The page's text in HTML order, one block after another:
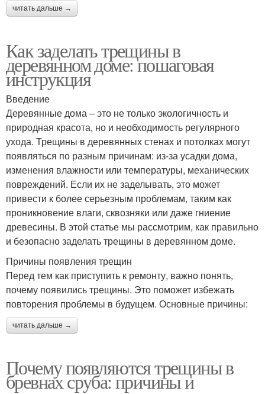
читать дальше →
Как заделать трещины в
деревянном доме: пошаговая
инструкция
Введение
Деревянные дома – это не только экологичность и
природная красота, но и необходимость регулярного
ухода. Трещины в деревянных стенах и потолках могут
появляться по разным причинам: из-за усадки дома,
изменения влажности или температуры, механических
повреждений. Если их не заделывать, это может
привести к более серьезным проблемам, таким как
проникновение влаги, сквозняки или даже гниение
древесины. В этой статье мы рассмотрим, как правильно
и безопасно заделать трещины в деревянном доме.
Причины появления трещин
Перед тем как приступить к ремонту, важно понять,
почему появились трещины. Это поможет избежать
повторения проблемы в будущем. Основные причины:
читать дальше →
Почему появляются трещины в
бревнах сруба: причины и